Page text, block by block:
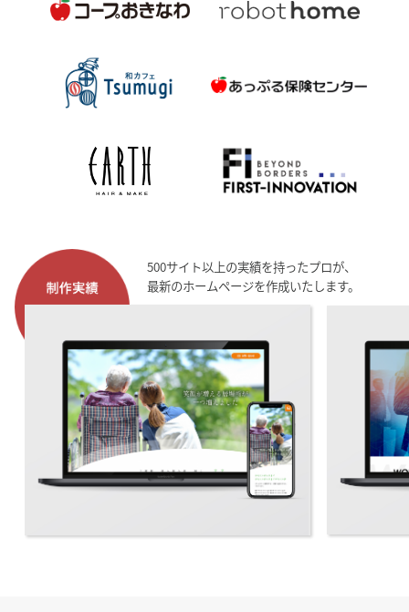
500サイト以上の実績を持ったプロが、
最新のホームページを作成いたします。